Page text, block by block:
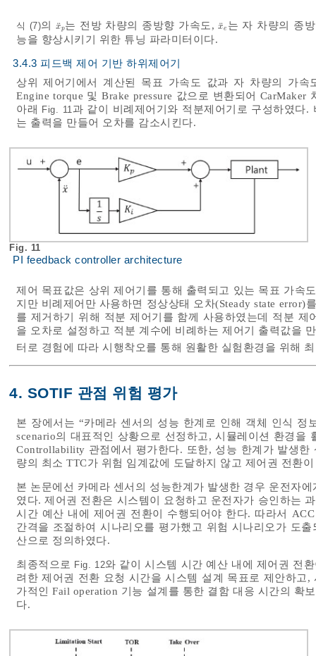
식 (7)의x
¨p
x¨p는 전방 차량의 종방향 가속도,x
¨e
x¨ e
는 자 차량의 종
능을 향상시키기 위한 튜닝 파라미터이다.
3.4.3 피드백 제어 기반 하위제어기
상위 제어기에서 계산된 목표 가속도 값과 자 차량의 가
Engine torque 및 Brake pressure 값으로 변환되어
아래 Fig. 11 과 같이 비례제어기와 적분제어기로 구성하였다
는 출력을 만들어 오차를 감소시킨다.
Fig. 11
PI feedback controller architecture
제어 목표값은 상위 제어기를 통해 출력되고 있는 목표 가속
지만 비례제어만 사용하면 정상상태 오차(Steady state
를 제거하기 위해 적분 제어기를 함께 사용하였는데 적분
을 오차로 설정하고 적분 계수에 비례하는 제어기 출력값을
터로 경험에 따라 시행착오를 통해 원활한 실험환경을 위해
4. SOTIF 관점 위험 평가
본 장에서는 “카메라 센서의 성능 한계로 인해 객체 인식 정
scenario의 대표적인 상황으로 선정하고, 시뮬레이션 환경을
Controllability 관점에서 평가한다. 또한, 성능 한계가 발생
량의 최소 TTC가 위험 임계값에 도달하지 않고 제어권 전환
본 논문에선 카메라 센서의 성능한계가 발생한 경우 운전자
였다. 제어권 전환은 시스템이 요청하고 운전자가 승인하는
시간 예산 내에 제어권 전환이 수행되어야 한다. 따라서
간격을 조절하여 시나리오를 평가했고 위험 시나리오가 도
산으로 정의하였다.
최종적으로 Fig. 12와 같이 시스템 시간 예산 내에 제어권 전
려한 제어권 전환 요청 시간을 시스템 설계 목표로 제안하
가적인 Fail operation 기능 설계를 통한 결함 대응 시간의 확
다.